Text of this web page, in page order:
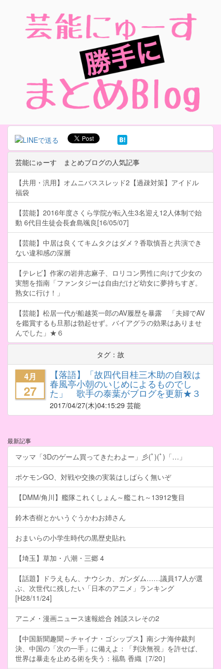
芸能にゅーす まとめブログの人気記事
【共用・汎用】オムニバススレッド2【過疎対策】アイドル
福袋
【芸能】2016年度さくら学院が転入生3名迎え12人体制で始
動 6代目生徒会長倉島颯良[16/05/07]
【芸能】中居は良くてキムタクはダメ？香取慎吾と共演でき
ない違和感の深層
【テレビ】作家の岩井志麻子、ロリコン男性に向けて少女の
実態を指南「ファンタジーは自由だけど幼女に夢持ちすぎ。
熟女に行け！」
【芸能】松居一代が船越英一郎のAV履歴を暴露 「夫婦でAV
を鑑賞するも旦那は勃起せず。バイアグラの効果はありませ
んでした」★６
タグ：故
4月
27
【落語】「故四代目桂三木助の自殺は
春風亭小朝のいじめによるものでし
た」 歌手の泰葉がブログを更新★３
2017/04/27(木)04:15:29 芸能
最新記事
マッマ「3Dのゲーム買ってきたわよー」彡(ﾟ)(ﾟ)「…」
ポケモンGO、対戦や交換の実装はしばらく無いぞ
【DMM/角川】艦隊これくしょん～艦これ～13912隻目
鈴木杏樹とかいうぐうかわお姉さん
おまいらの小学生時代の黒歴史貼れ
【埼玉】草加・八潮・三郷 4
【話題】ドラえもん、ナウシカ、ガンダム……議員17人が選
ぶ、次世代に残したい「日本のアニメ」ランキング
[H28/11/24]
アニメ・漫画ニュース速報総合 雑談スレその2
【中国新聞趣聞～チャイナ・ゴシップス】南シナ海仲裁判
決、中国の「次の一手」に備えよ：「判決無視」を許せば、
世界は暴走を止める術を失う：福島 香織［7/20］